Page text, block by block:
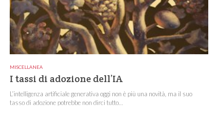
MISCELLANEA
I tassi di adozione dell’IA
L’intelligenza artificiale generativa oggi non è più una novità, ma il suo
tasso di adozione potrebbe non dirci tutto...